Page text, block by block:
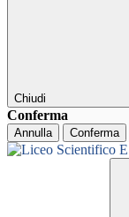
Chiudi
Conferma
Annulla Conferma